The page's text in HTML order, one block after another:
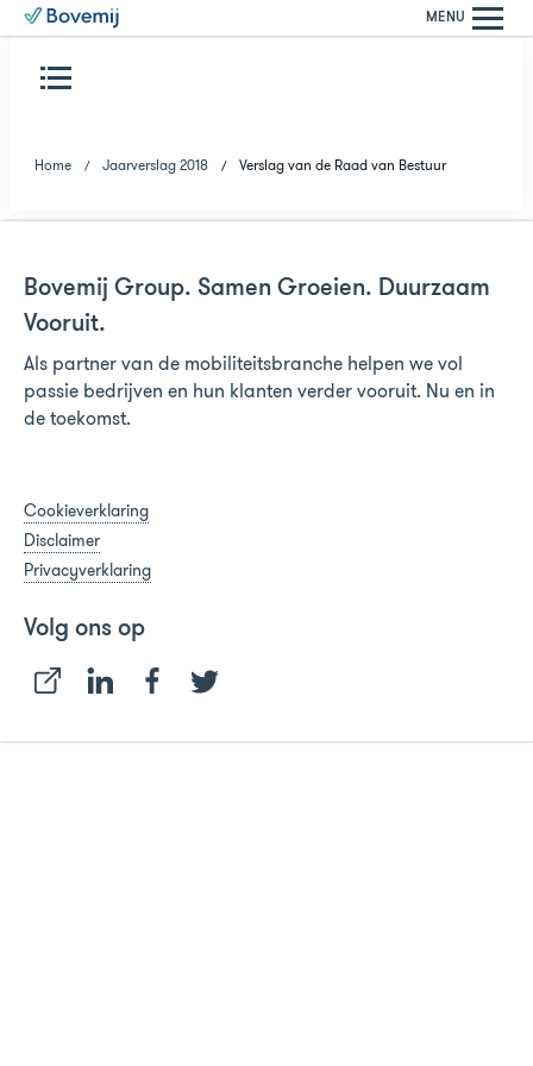
MENU
Home Jaarverslag 2018 Verslag van de Raad van Bestuur
Bovemij Group. Samen Groeien. Duurzaam
Vooruit.
Als partner van de mobiliteitsbranche helpen we vol
passie bedrijven en hun klanten verder vooruit. Nu en in
de toekomst.
Cookieverklaring
Disclaimer
Privacyverklaring
Volg ons op